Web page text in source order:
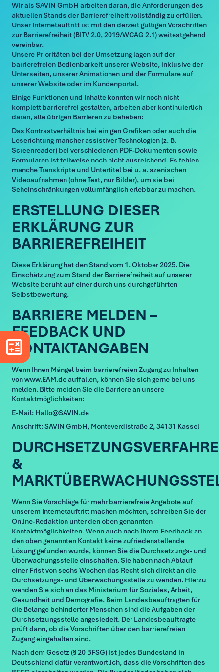
Wir als SAVIN GmbH arbeiten daran, die Anforderungen des
aktuellen Stands der Barrierefreiheit vollständig zu erfüllen.
Unser Internetauftritt ist mit den derzeit gültigen Vorschriften
zur Barrierefreiheit (BITV 2.0, 2019/WCAG 2.1) weitestgehend
vereinbar.
Unsere Prioritäten bei der Umsetzung lagen auf der
barrierefreien Bedienbarkeit unserer Website, inklusive der
Unterseiten, unserer Animationen und der Formulare auf
unserer Website oder im Kundenportal.
Einige Funktionen und Inhalte konnten wir noch nicht
komplett barrierefrei gestalten, arbeiten aber kontinuierlich
daran, alle übrigen Barrieren zu beheben:
Das Kontrastverhältnis bei einigen Grafiken oder auch die
Leserichtung mancher assistiver Technologien (z. B.
Screenreader) bei verschiedenen PDF-Dokumenten sowie
Formularen ist teilweise noch nicht ausreichend. Es fehlen
manche Transkripte und Untertitel bei u. a. szenischen
Videoaufnahmen (ohne Text, nur Bilder), um sie bei
Seheinschränkungen vollumfänglich erlebbar zu machen.
ERSTELLUNG DIESER
ERKLÄRUNG ZUR
BARRIEREFREIHEIT
Diese Erklärung hat den Stand vom 1. Oktober 2025. Die
Einschätzung zum Stand der Barrierefreiheit auf unserer
Website beruht auf einer durch uns durchgeführten
Selbstbewertung.
BARRIERE MELDEN –
FEEDBACK UND
KONTAKTANGABEN
Wenn Ihnen Mängel beim barrierefreien Zugang zu Inhalten
von www.EAM.de auffallen, können Sie sich gerne bei uns
melden. Bitte melden Sie die Barriere an unsere
Kontaktmöglichkeiten:
E-Mail: Hallo@SAVIN.de
Anschrift: SAVIN GmbH, Monteverdistraße 2, 34131 Kassel
&
Wenn Sie Vorschläge für mehr barrierefreie Angebote auf
unserem Internetauftritt machen möchten, schreiben Sie der
Online-Redaktion unter den oben genannten
Kontaktmöglichkeiten. Wenn auch nach Ihrem Feedback an
den oben genannten Kontakt keine zufriedenstellende
Lösung gefunden wurde, können Sie die Durchsetzungs- und
Überwachungsstelle einschalten. Sie haben nach Ablauf
einer Frist von sechs Wochen das Recht sich direkt an die
Durchsetzungs- und Überwachungsstelle zu wenden. Hierzu
wenden Sie sich an das Ministerium für Soziales, Arbeit,
Gesundheit und Demografie. Beim Landesbeauftragten für
die Belange behinderter Menschen sind die Aufgaben der
Durchsetzungsstelle angesiedelt. Der Landesbeauftragte
prüft dann, ob die Vorschriften über den barrierefreien
Zugang eingehalten sind.
Nach dem Gesetz (§ 20 BFSG) ist jedes Bundesland in
Deutschland dafür verantwortlich, dass die Vorschriften des
Tarifrechner öffnen
Tarifrechner schließen